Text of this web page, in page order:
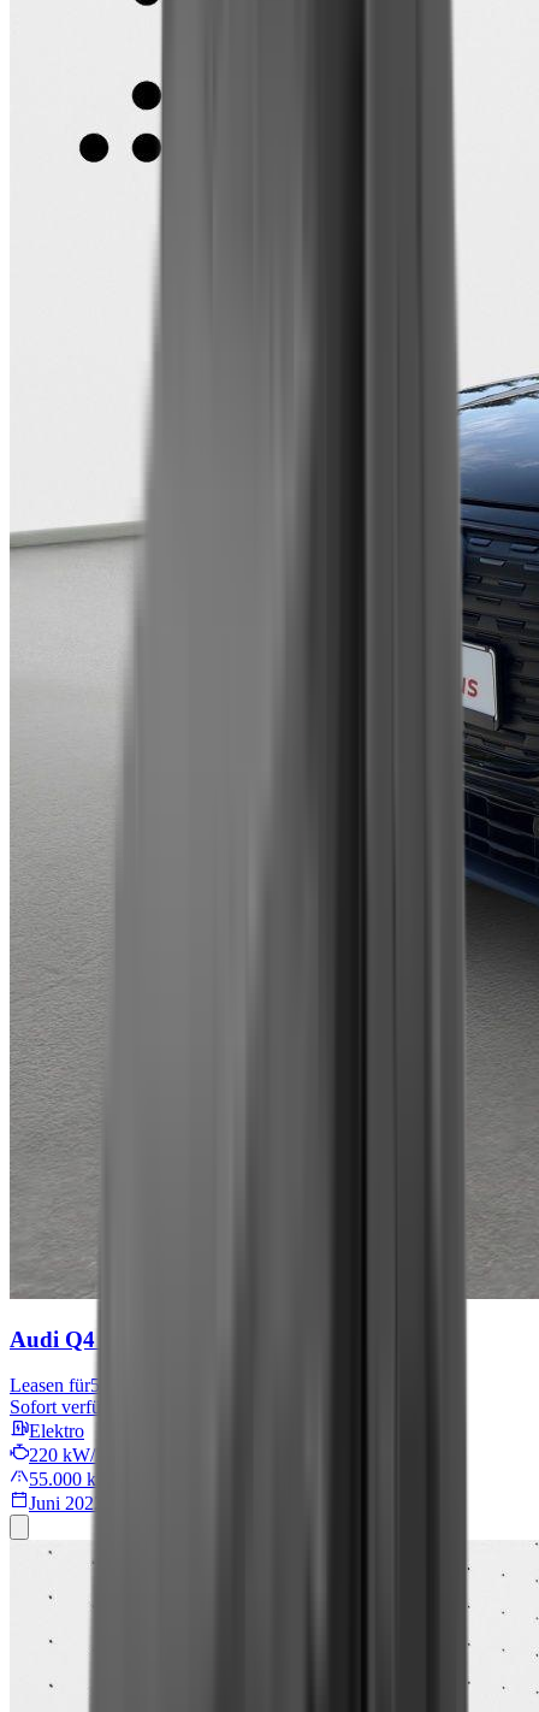
Audi Q4 e-tron
Leasen für567 € mtl.
Sofort verfügbar
Elektro
220 kW/299 PS
55.000 km
Juni 2022